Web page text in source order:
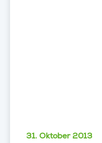
31. Oktober 2013